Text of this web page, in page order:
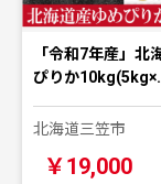
「令和7年産」北
ぴりか
北海道三笠市
￥19,000